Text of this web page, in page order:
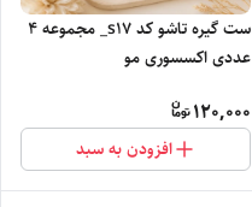
ست گیره تاشو کد s17_ مجموعه ۴
عددی اکسسوری مو
120,000
افزودن به سبد